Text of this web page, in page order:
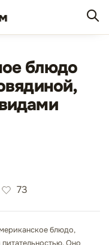
блюдо
73
блюдо,